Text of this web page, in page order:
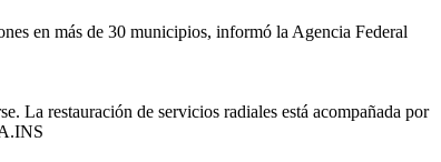
en más de 30 municipios, informó la Agencia Federal
La restauración de servicios radiales está acompañada por